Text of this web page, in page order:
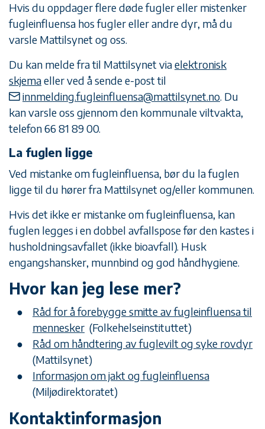
Hvis du oppdager flere døde fugler eller mistenker
fugleinfluensa hos fugler eller andre dyr, må du
varsle Mattilsynet og oss.
Du kan melde fra til Mattilsynet viaelektronisk
skjemaeller ved å sende e-post til
innmelding.fugleinfluensa@mattilsynet.no. Du
kan varsle oss gjennom den kommunale viltvakta,
telefon 66 81 89 00.
La fuglen ligge
Ved mistanke om fugleinfluensa, bør du la fuglen
ligge til du hører fra Mattilsynet og/eller kommunen.
Hvis det ikke er mistanke om fugleinfluensa, kan
fuglen legges i en dobbel avfallspose før den kastes i
husholdningsavfallet (ikke bioavfall). Husk
engangshansker, munnbind og god håndhygiene.
Hvor kan jeg lese mer?
Råd for å forebygge smitte av fugleinfluensa til
mennesker (Folkehelseinstituttet)
Råd om håndtering av fuglevilt og syke rovdyr
(Mattilsynet)
Informasjon om jakt og fugleinfluensa
(Miljødirektoratet)
Kontaktinformasjon